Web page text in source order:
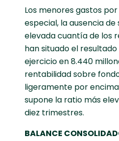
Los menores gastos
especial, la ausencia
elevada cuantía de los
han situado el
ejercicio en 8.440
rentabilidad sobre
ligeramente por encima
supone la ratio más
diez trimestres.
BALANCE